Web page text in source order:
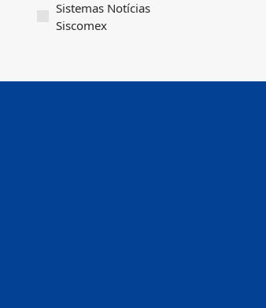
Sistemas Notícias
Siscomex